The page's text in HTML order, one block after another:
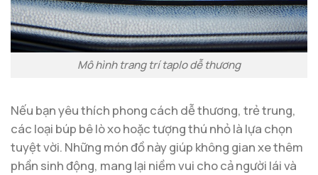
Mô hình trang trí taplo dễ thương
Nếu bạn yêu thích phong cách dễ thương, trẻ trung,
các loại búp bê lò xo hoặc tượng thú nhỏ là lựa chọn
tuyệt vời. Những món đồ này giúp không gian xe thêm
phần sinh động, mang lại niềm vui cho cả người lái và